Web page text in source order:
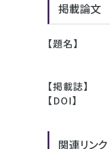
掲載論文
【題名】
【掲載誌】
【DOI】
関連リンク